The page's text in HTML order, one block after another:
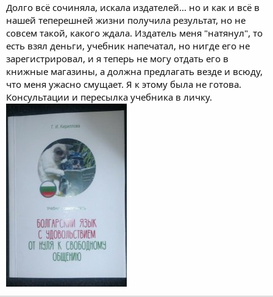
Долго всё сочиняла, искала издателей... но и как и всё в
нашей теперешней жизни получила результат, но не
совсем такой, какого ждала. Издатель меня "натянул", то
есть взял деньги, учебник напечатал, но нигде его не
зарегистрировал, и я теперь не могу отдать его в
книжные магазины, а должна предлагать везде и всюду,
что меня ужасно смущает. Я к этому была не готова.
Консультации и пересылка учебника в личку.